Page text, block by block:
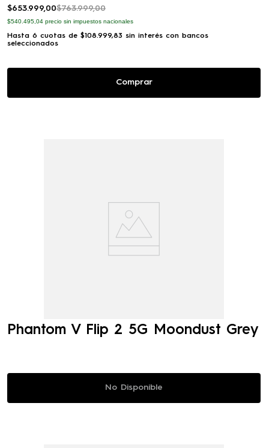
$653.999 00$763.999,00
$540.495,04 precio sin impuestos nacionales
Hasta 6 cuotas de $108.999,83 sin interés con bancos
seleccionados
Comprar
Phantom V Flip 2 5G Moondust Grey
No Disponible